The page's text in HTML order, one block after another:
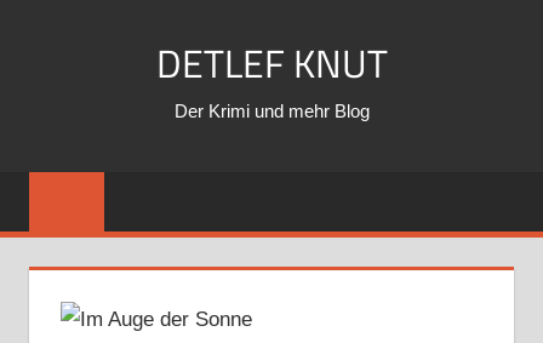
DETLEF KNUT
Der Krimi und mehr Blog